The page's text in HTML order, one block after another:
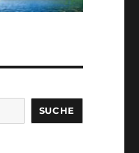
SUCHE